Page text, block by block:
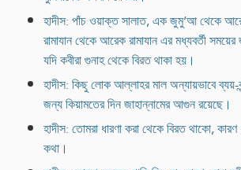
হাদীস: পাঁচ ওয়াক্ত সালাত, এক জুমু‘আ থেকে
রামাযান থেকে আরেক রামাযান এর মধ্যবর্তী
যদি কবীরা গুনাহ থেকে বিরত থাকা হয়।
হাদীস: কিছু লোক আল্লাহর মাল অন্যায়ভাবে ব্যয়-
জন্য কিয়ামতের দিন জাহান্নামের আগুন রয়েছে।
হাদীস: তোমরা ধারণা করা থেকে বিরত থাকো, কারণ
কথা।